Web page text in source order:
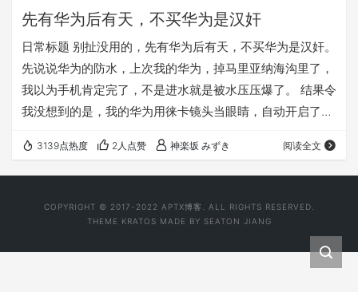
先有华为后有天，不买华为是汉奸
日常标题 别扯没用的，先有华为后有天，不买华为是汉奸。
先说说华为的防水，上次我的华为，掉马里亚纳海沟里了，
我以为手机肯定完了，不是进水就是被水压压爆了。 结果令
我没想到的是，我的华为用徕卡镜头当眼睛，自动开启了手
感，靠着手机震动不断划水，竟然又找到了我！麒麟cpu8
核处理器散发的温暖，使我拿到我的华为的时候不是冰冷的
暖。此生入了大华为，来世还做中国人 ！ 接下来说说华为
3139点热度 2人点赞 神楽坂 みずき 阅读全文
COPYRIGHT © 2017-2022 APTX博客
. ALL RIGHTS RESERVED.
THEME KRATOS MADE BY SEATON JIANG